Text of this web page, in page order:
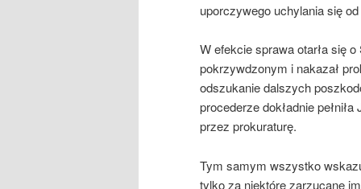
uporczywego uchylania się
W efekcie sprawa otarła się
pokrzywdzonym i nakazał
odszukanie dalszych
procederze dokładnie
przez prokuraturę.
Tym samym wszystko
tylko za niektóre zarzucane